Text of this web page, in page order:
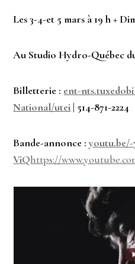
Les 3-4-et 5 mars à 19 h +
Au Studio Hydro-Québec
Billetterie : ent-
National/utei | 514-871-2224
Bande-annonce :
ViQhttps://